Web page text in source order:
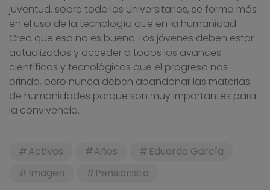
juventud, sobre todo los universitarios, se forma más
en el uso de la tecnología que en la humanidad.
Creo que eso no es bueno. Los jóvenes deben estar
actualizados y acceder a todos los avances
científicos y tecnológicos que el progreso nos
brinda, pero nunca deben abandonar las materias
de humanidades porque son muy importantes para
la convivencia.
Activos Años
Eduardo García
Imagen
Pensionista